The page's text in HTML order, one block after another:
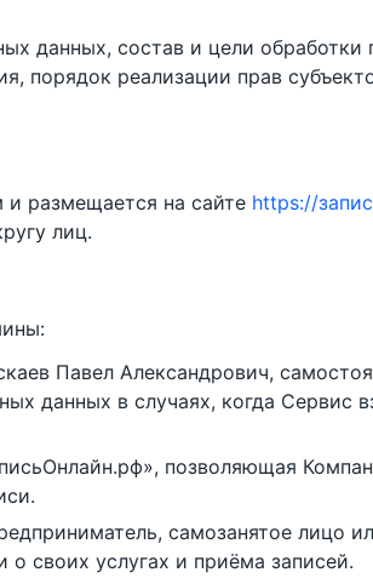
данных, состав и цели обработки
порядок реализации прав
размещается на сайте https://
лиц.
Павел Александрович,
данных в случаях, когда Сервис
позволяющая
самозанятое лицо
своих услугах и приёма записей.